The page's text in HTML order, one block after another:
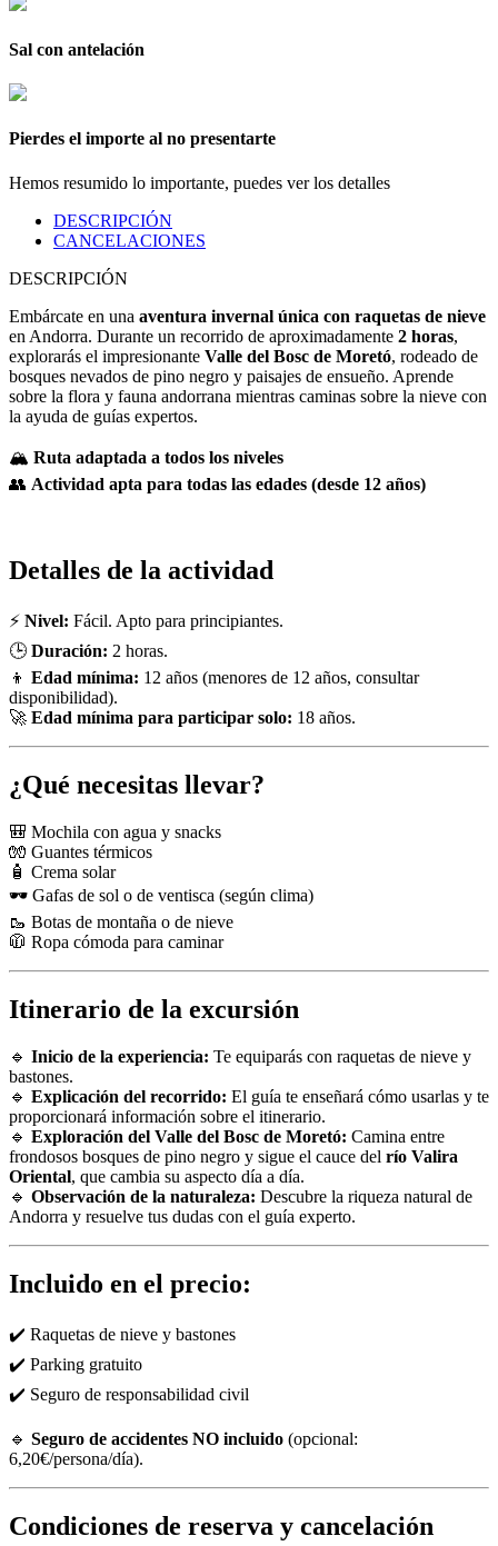
Sal con antelación
Pierdes el importe al no presentarte
Hemos resumido lo importante, puedes verlos detalles
DESCRIPCIÓN
CANCELACIONES
DESCRIPCIÓN
Embárcate en una aventura invernal única con raquetas de nieve
en Andorra. Durante un recorrido de aproximadamente 2 horas,
explorarás el impresionante Valle del Bosc de Moretó, rodeado de
bosques nevados de pino negro y paisajes de ensueño. Aprende
sobre la flora y fauna andorrana mientras caminas sobre la nieve con
la ayuda de guías expertos.
🏔️ Ruta adaptada a todos los niveles
👥 Actividad apta para todas las edades (desde 12 años)
Detalles de la actividad
⚡ Nivel: Fácil. Apto para principiantes.
🕒 Duración: 2 horas.
👦 Edad mínima: 12 años (menores de 12 años, consultar
disponibilidad).
🚀 Edad mínima para participar solo: 18 años.
¿Qué necesitas llevar?
🎒 Mochila con agua y snacks
🧤 Guantes térmicos
🧴 Crema solar
🕶️ Gafas de sol o de ventisca (según clima)
🥾 Botas de montaña o de nieve
🧥 Ropa cómoda para caminar
Itinerario de la excursión
🔹 Inicio de la experiencia: Te equiparás con raquetas de nieve y
bastones.
🔹 Explicación del recorrido: El guía te enseñará cómo usarlas y te
proporcionará información sobre el itinerario.
🔹 Exploración del Valle del Bosc de Moretó: Camina entre
frondosos bosques de pino negro y sigue el cauce del río Valira
Oriental, que cambia su aspecto día a día.
🔹 Observación de la naturaleza: Descubre la riqueza natural de
Andorra y resuelve tus dudas con el guía experto.
Incluido en el precio:
✔️ Raquetas de nieve y bastones
✔️ Parking gratuito
✔️ Seguro de responsabilidad civil
🔹 Seguro de accidentes NO incluido (opcional:
6,20€/persona/día).
Condiciones de reserva y cancelación